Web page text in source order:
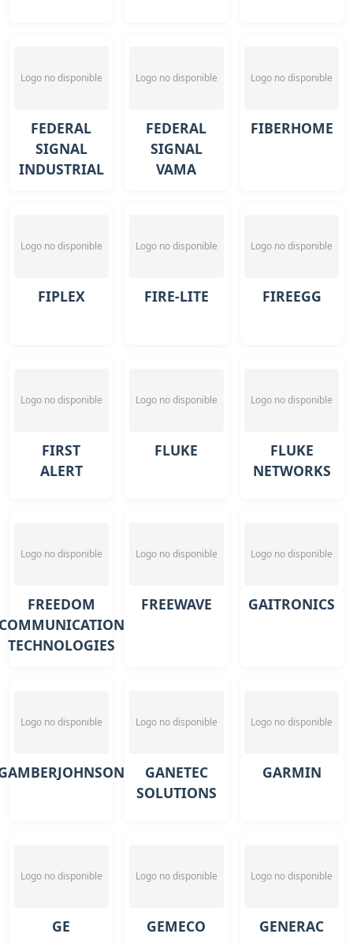
Logo no disponible
FEDERAL
SIGNAL
INDUSTRIAL
Logo no disponible
FEDERAL
SIGNAL
VAMA
Logo no disponible
FIBERHOME
Logo no disponible
FIPLEX
Logo no disponible
FIRE-LITE
Logo no disponible
FIREEGG
Logo no disponible
FIRST
ALERT
Logo no disponible
FLUKE
Logo no disponible
FLUKE
NETWORKS
Logo no disponible
FREEDOM
TECHNOLOGIES
Logo no disponible
FREEWAVE
Logo no disponible
GAITRONICS
Logo no disponible Logo no disponible
GANETEC
SOLUTIONS
Logo no disponible
GARMIN
Logo no disponible
GE
Logo no disponible
GEMECO
Logo no disponible
GENERAC